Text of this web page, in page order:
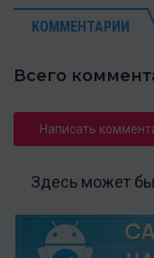
КОММЕНТАРИИ
Всего
Написать
Здесь может